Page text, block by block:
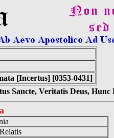
[Incertus] [0353-0431]
Sancte, Veritatis Deus,